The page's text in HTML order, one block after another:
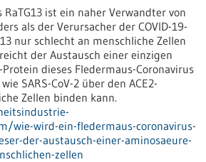
RaTG13 ist ein naher Verwandter von
als der Verursacher der COVID-19-
nur schlecht an menschliche Zellen
der Austausch einer einzigen
dieses Fledermaus-Coronavirus
SARS-CoV-2 über den ACE2-
Zellen binden kann.
wie-wird-ein-fledermaus-coronavirus-
der-austausch-einer-aminosaeure-
zellen